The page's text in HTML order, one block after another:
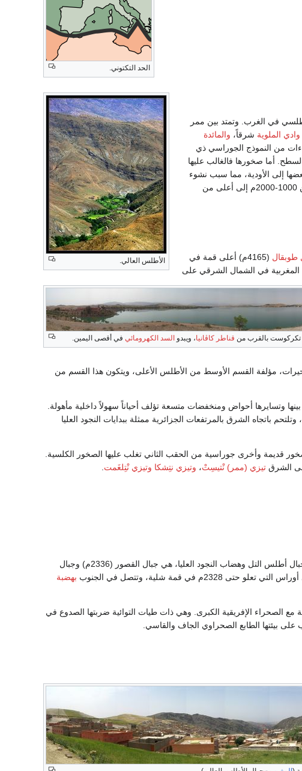
الحد التكتوني.
الأطلس العالي.
في الغرب. وتمتد بين ممر
وادي الملوية شرقاً، والمائدة
من النموذج الجوراسي ذي
أما صخورها فالغالب عليها
إلى الأودية، مما سبب نشوء
بحيرات من سدود طبيعية. ويتدرج الأطلس الأوسط في الارتفاع من الغرب باتجاه الشرق من 1000-2000م إلى أعلى من
تكركوست بالقرب من قناطر كاڤانيا، ويبدو السد الكهرومائي في أقصى اليمين.
طوبقال
(4165م) أعلى قمة في
المغربية في الشمال الشرقي على
مؤلفة القسم الأوسط من الأطلس الأعلى، ويتكون هذا القسم من
وتسايرها أحواض ومنخفضات متسعة تؤلف أحياناً سهولاً داخلية مأهولة.
3757م، وتلتحم باتجاه الشرق بالمرتفعات الجزائرية ممثلة ببدايات النجود العليا
قديمة وأخرى جوراسية من الحقب الثاني تغلب عليها الصخور الكلسية.
الشرق تيزي (ممر) نْتيسِتْ، وتيزي نتِشكا وتيزي نْتِلغَمت
وتتألف من ثلاث سلاسل جبلية تمتد من الجنوب الغربي نحو الشمال الشرقي موازية محور جبال أطلس التل وهضاب النجود العليا، هي جبال القصور (2336م) وجبال
بهضبة
الصحراء الإفريقية الكبرى. وهي ذات طيات التوائية ضربتها الصدوع في
بيئتها الطابع الصحراوي الجاف والقاسي.